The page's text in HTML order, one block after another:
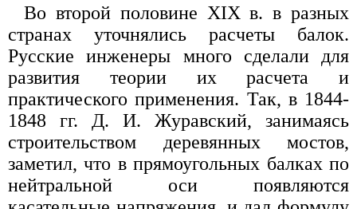
Во второй половине XIX в. в разных
странах уточнялись расчеты балок.
Русские инженеры много сделали для
развития теории их расчета и
практического применения. Так, в 1844-
1848 гг. Д. И. Журавский, занимаясь
строительством деревянных мостов,
заметил, что в прямоугольных балках по
нейтральной оси появляются